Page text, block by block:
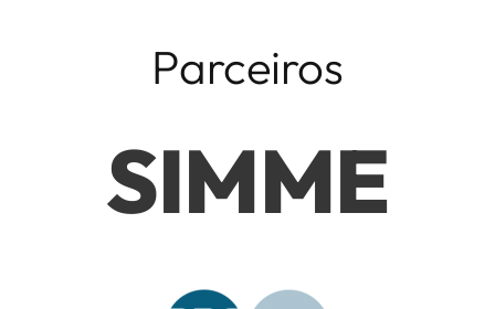
Parceiros
SIMME